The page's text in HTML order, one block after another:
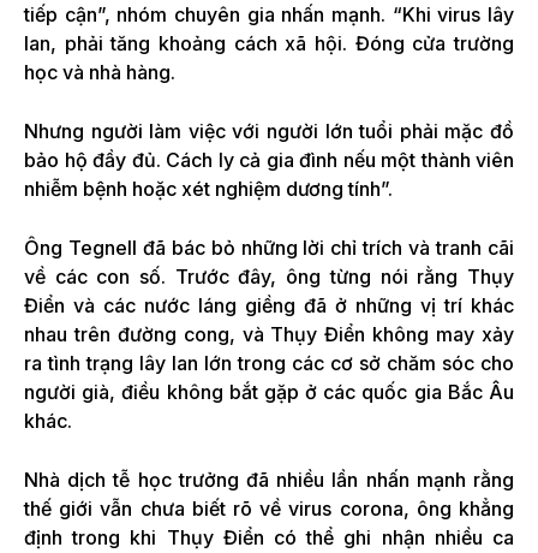
tiếp cận”, nhóm chuyên gia nhấn mạnh. “Khi virus lây
lan, phải tăng khoảng cách xã hội. Đóng cửa trường
học và nhà hàng.
Nhưng người làm việc với người lớn tuổi phải mặc đồ
bảo hộ đầy đủ. Cách ly cả gia đình nếu một thành viên
nhiễm bệnh hoặc xét nghiệm dương tính”.
Ông Tegnell đã bác bỏ những lời chỉ trích và tranh cãi
về các con số. Trước đây, ông từng nói rằng Thụy
Điển và các nước láng giềng đã ở những vị trí khác
nhau trên đường cong, và Thụy Điển không may xảy
ra tình trạng lây lan lớn trong các cơ sở chăm sóc cho
người già, điều không bắt gặp ở các quốc gia Bắc Âu
khác.
Nhà dịch tễ học trưởng đã nhiều lần nhấn mạnh rằng
thế giới vẫn chưa biết rõ về virus corona, ông khẳng
định trong khi Thụy Điển có thể ghi nhận nhiều ca